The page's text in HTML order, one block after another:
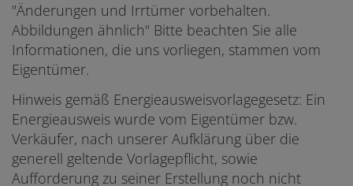
"Änderungen und Irrtümer vorbehalten.
Abbildungen ähnlich" Bitte beachten Sie alle
Informationen, die uns vorliegen, stammen vom
Eigentümer.
Hinweis gemäß Energieausweisvorlagegesetz: Ein
Energieausweis wurde vom Eigentümer bzw.
Verkäufer, nach unserer Aufklärung über die
generell geltende Vorlagepflicht, sowie
Aufforderung zu seiner Erstellung noch nicht